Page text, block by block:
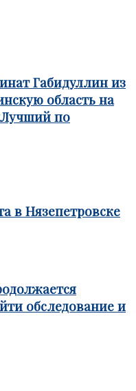
Габидуллин из
область на
по
в Нязепетровске
обследование и